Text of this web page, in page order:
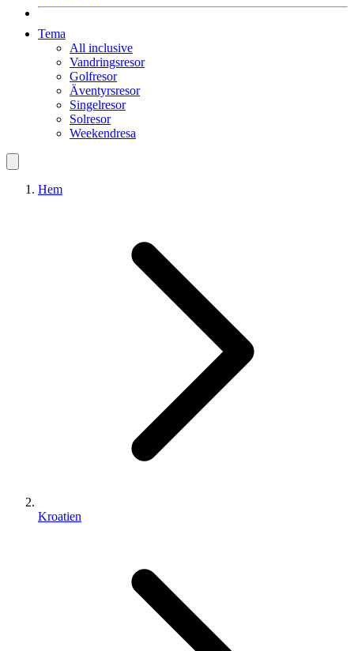
Tema
All inclusive
Vandringsresor
Golfresor
Äventyrsresor
Singelresor
Solresor
Weekendresa
Hem
Kroatien